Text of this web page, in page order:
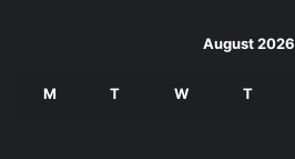
August 2026
M T W T